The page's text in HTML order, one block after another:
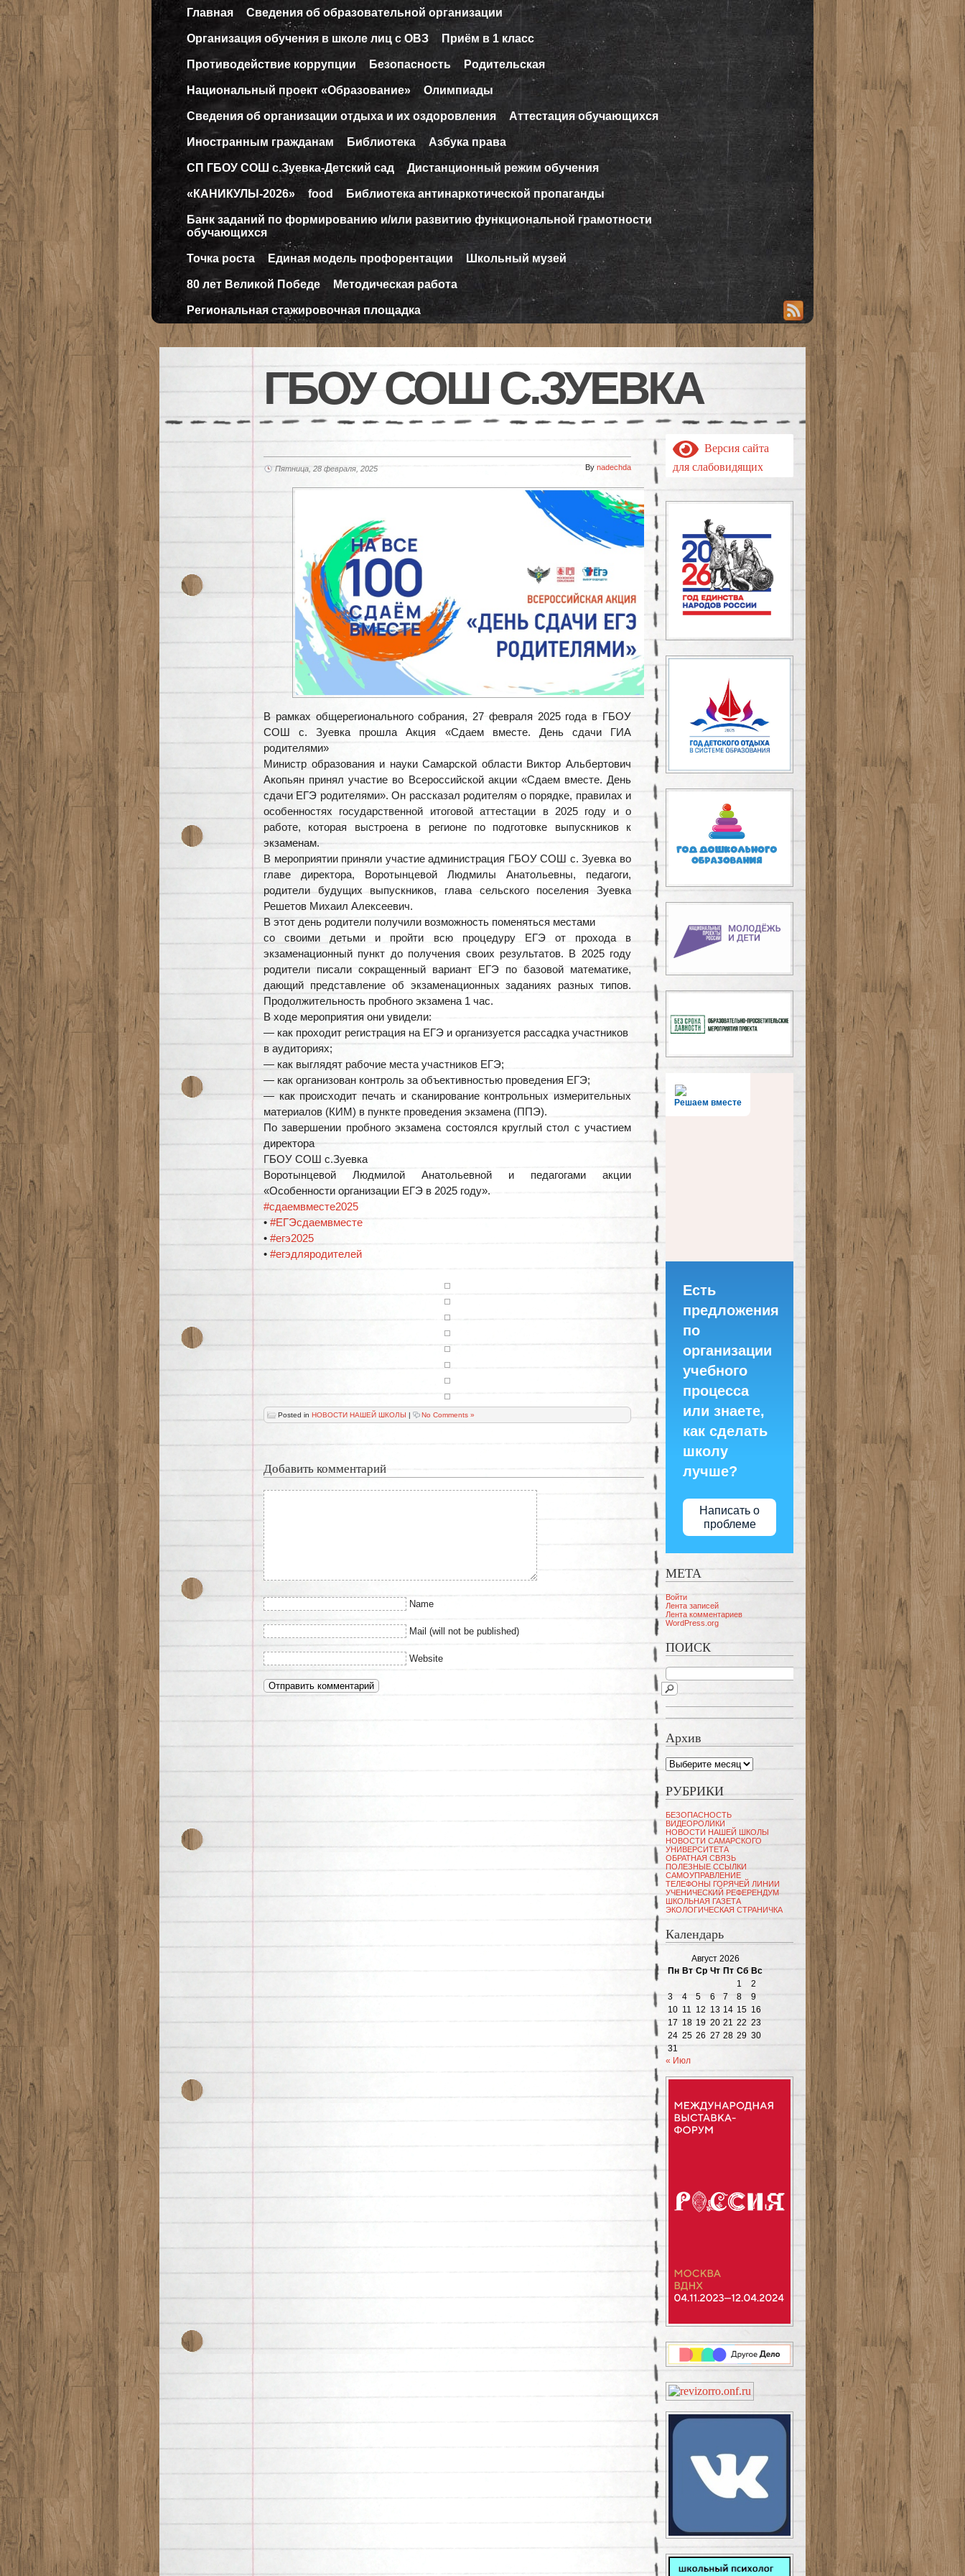
Главная Сведения об образовательной организации
Организация обучения в школе лиц с ОВЗ Приём в 1 класс
Противодействие коррупции Безопасность Родительская
Национальный проект «Образование» Олимпиады
Сведения об организации отдыха и их оздоровления Аттестация обучающихся
Иностранным гражданам Библиотека Азбука права
СП ГБОУ СОШ с.Зуевка-Детский сад Дистанционный режим обучения
«КАНИКУЛЫ-2026» food Библиотека антинаркотической пропаганды
Банк заданий по формированию и/или развитию функциональной грамотности
обучающихся
Точка роста Единая модель профорентации Школьный музей
80 лет Великой Победе Методическая работа
Региональная стажировочная площадка
ГБОУ СОШ С.ЗУЕВКА
By nadechda
Пятница, 28 февраля, 2025
В рамках общерегионального собрания, 27 февраля 2025 года в ГБОУ
СОШ с. Зуевка прошла Акция «Сдаем вместе. День сдачи ГИА
родителями»
Министр образования и науки Самарской области Виктор Альбертович
Акопьян принял участие во Всероссийской акции «Сдаем вместе. День
сдачи ЕГЭ родителями». Он рассказал родителям о порядке, правилах и
особенностях государственной итоговой аттестации в 2025 году и о
работе, которая выстроена в регионе по подготовке выпускников к
экзаменам.
В мероприятии приняли участие администрация ГБОУ СОШ с. Зуевка во
главе директора, Воротынцевой Людмилы Анатольевны, педагоги,
родители будущих выпускников, глава сельского поселения Зуевка
Решетов Михаил Алексеевич.
В этот день родители получили возможность поменяться местами
со своими детьми и пройти всю процедуру ЕГЭ от прохода в
экзаменационный пункт до получения своих результатов. В 2025 году
родители писали сокращенный вариант ЕГЭ по базовой математике,
дающий представление об экзаменационных заданиях разных типов.
Продолжительность пробного экзамена 1 час.
В ходе мероприятия они увидели:
— как проходит регистрация на ЕГЭ и организуется рассадка участников
в аудиториях;
— как выглядят рабочие места участников ЕГЭ;
— как организован контроль за объективностью проведения ЕГЭ;
— как происходит печать и сканирование контрольных измерительных
материалов (КИМ) в пункте проведения экзамена (ППЭ).
По завершении пробного экзамена состоялся круглый стол с участием
директора
ГБОУ СОШ с.Зуевка
Воротынцевой Людмилой Анатольевной и педагогами акции
«Особенности организации ЕГЭ в 2025 году».
#сдаемвместе2025
• #ЕГЭсдаемвместе
• #егэ2025
• #егэдляродителей
Posted in НОВОСТИ НАШЕЙ ШКОЛЫ | No Comments »
Добавить комментарий
Name
Mail (will not be published)
Website
Версия сайта
для слабовидящих
Решаем вместе
Есть
предложения
по
организации
учебного
процесса
или знаете,
как сделать
школу
лучше?
Написать о
проблеме
МЕТА
Войти
Лента записей
Лента комментариев
WordPress.org
ПОИСК
Архив
Архив
РУБРИКИ
БЕЗОПАСНОСТЬ
ВИДЕОРОЛИКИ
НОВОСТИ НАШЕЙ ШКОЛЫ
НОВОСТИ САМАРСКОГО
УНИВЕРСИТЕТА
ОБРАТНАЯ СВЯЗЬ
ПОЛЕЗНЫЕ ССЫЛКИ
САМОУПРАВЛЕНИЕ
ТЕЛЕФОНЫ ГОРЯЧЕЙ ЛИНИИ
УЧЕНИЧЕСКИЙ РЕФЕРЕНДУМ
ШКОЛЬНАЯ ГАЗЕТА
ЭКОЛОГИЧЕСКАЯ СТРАНИЧКА
Календарь
Август 2026
Пн Вт Ср Чт Пт Сб Вс
1
2
3
4 5 6 7 8
9
10 11 12 13 14 15 16
17 18 19 20 21 22 23
24 25 26 27 28 29 30
31
« Июл